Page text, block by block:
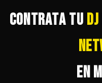
de última hora.
Contrata tu
en